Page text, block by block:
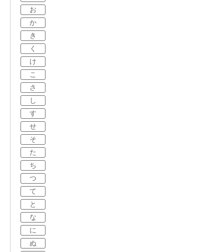
お
か
き
く
け
こ
さ
し
す
せ
そ
た
ち
つ
て
と
な
に
ぬ